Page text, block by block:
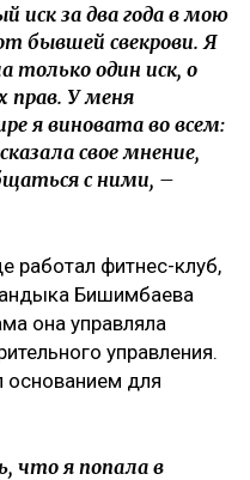
за два года в мою
бывшей свекрови. Я
только один иск, о
прав. У меня
я виновата во всем:
свое мнение,
с ними, –
работал фитнес-клуб,
Бишимбаева
она управляла
управления.
основанием для
что я попала в